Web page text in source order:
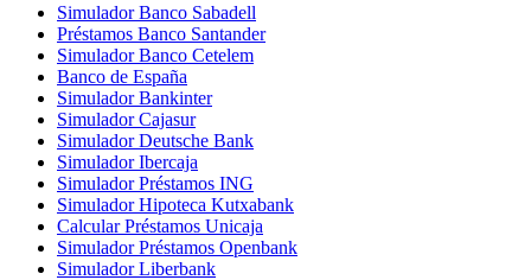
Simulador Banco Sabadell
Préstamos Banco Santander
Simulador Banco Cetelem
Banco de España
Simulador Bankinter
Simulador Cajasur
Simulador Deutsche Bank
Simulador Ibercaja
Simulador Préstamos ING
Simulador Hipoteca Kutxabank
Calcular Préstamos Unicaja
Simulador Préstamos Openbank
Simulador Liberbank